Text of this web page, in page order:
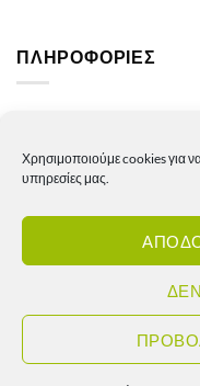
Χρησιμοποιούμε cookies για
υπηρεσίες μας.
ΠΛΗΡΟΦΟΡΙΕΣ
Πολιτική Απορρήτου
Πολιτική επιστροφών
Πολιτική αποστολών